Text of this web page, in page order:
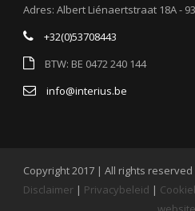
Adres: Albert Liénaertstraat 18A -
+32(0)53708443
BTW: BE 0472 240 144
info@interius.be
Copyright 2017 | All rights reserved
Disclaimer | Privacybeleid |